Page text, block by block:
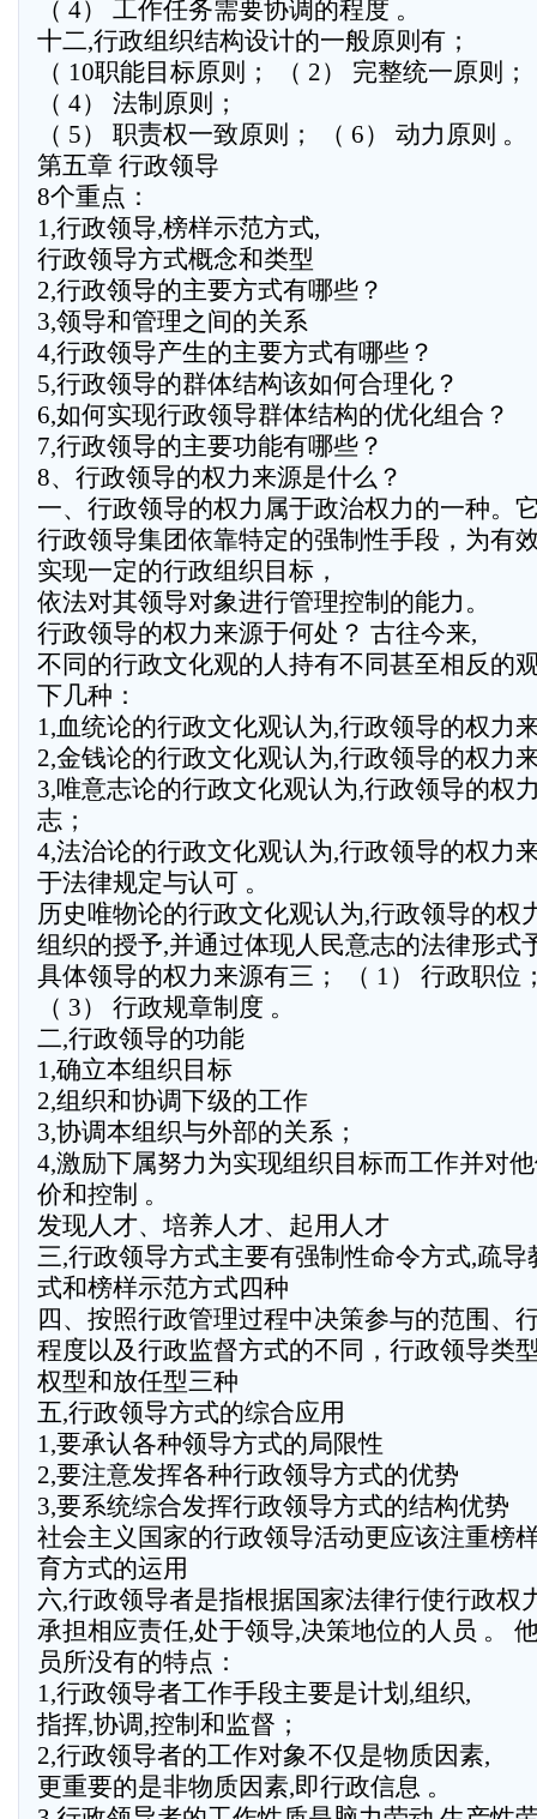
（ 4） 工作任务需要协调的程度 。
十二,行政组织结构设计的一般原则有；
（ 10职能目标原则； （ 2） 完整统一原则
（ 4） 法制原则；
（ 5） 职责权一致原则； （ 6） 动力原则 。
第五章 行政领导
8个重点：
1,行政领导,榜样示范方式,
行政领导方式概念和类型
2,行政领导的主要方式有哪些？
3,领导和管理之间的关系
4,行政领导产生的主要方式有哪些？
5,行政领导的群体结构该如何合理化？
6,如何实现行政领导群体结构的优化组合？
7,行政领导的主要功能有哪些？
8、行政领导的权力来源是什么？
一、行政领导的权力属于政治权力的一种。
行政领导集团依靠特定的强制性手段，为有
实现一定的行政组织目标，
依法对其领导对象进行管理控制的能力。
行政领导的权力来源于何处？ 古往今来,
不同的行政文化观的人持有不同甚至相反的
下几种：
1,血统论的行政文化观认为,行政领导的权力
2,金钱论的行政文化观认为,行政领导的权力
3,唯意志论的行政文化观认为,行政领导的权
志；
4,法治论的行政文化观认为,行政领导的权力
于法律规定与认可 。
历史唯物论的行政文化观认为,行政领导的权
组织的授予,并通过体现人民意志的法律形式
具体领导的权力来源有三； （ 1） 行政职位
（ 3） 行政规章制度 。
二,行政领导的功能
1,确立本组织目标
2,组织和协调下级的工作
3,协调本组织与外部的关系；
4,激励下属努力为实现组织目标而工作并对
价和控制 。
发现人才、培养人才、起用人才
三,行政领导方式主要有强制性命令方式,疏
式和榜样示范方式四种
四、按照行政管理过程中决策参与的范围、
程度以及行政监督方式的不同，行政领导类
权型和放任型三种
五,行政领导方式的综合应用
1,要承认各种领导方式的局限性
2,要注意发挥各种行政领导方式的优势
3,要系统综合发挥行政领导方式的结构优势
社会主义国家的行政领导活动更应该注重榜
育方式的运用
六,行政领导者是指根据国家法律行使行政权
承担相应责任,处于领导,决策地位的人员 。
员所没有的特点：
1,行政领导者工作手段主要是计划,组织,
指挥,协调,控制和监督；
2,行政领导者的工作对象不仅是物质因素,
更重要的是非物质因素,即行政信息 。